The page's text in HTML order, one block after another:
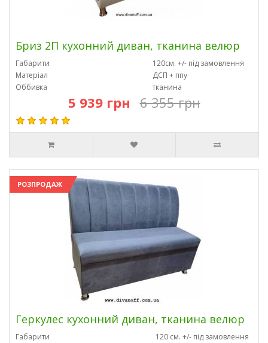
Бриз 2П кухонний диван, тканина велюр
Габарити
120см. +/- під замовлення
Матеріал
ДСП + ппу
Оббивка
тканина
5 939 грн 6 355 грн
РОЗПРОДАЖ
Геркулес кухонний диван, тканина велюр
Габарити
120 см. +/- під замовлення